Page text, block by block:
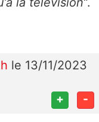
le 13/11/2023
+ -